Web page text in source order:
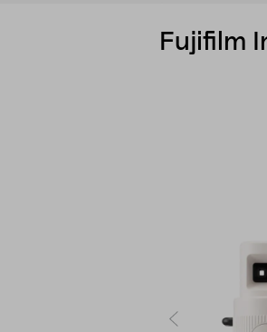
Fujifilm